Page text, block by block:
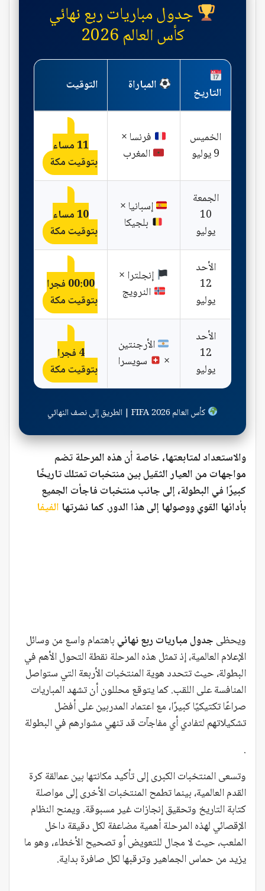
جدول مباريات ربع نهائي
كأس العالم 2026
التاريخ المباراة التوقيت
الخميس
9 يوليو
فرنسا ×
المغرب
11 مساء
بتوقيت مكة
الجمعة
10
يوليو
إسبانيا ×
بلجيكا
10 مساء
بتوقيت مكة
الأحد
12
يوليو
إنجلترا ×
النرويج
00:00 فجرا
بتوقيت مكة
الأحد
12
يوليو
الأرجنتين
×
سويسرا
4 فجرا
بتوقيت مكة
كأس العالم FIFA 2026 | الطريق إلى نصف النهائي
والاستعداد لمتابعتها، خاصة أن هذه المرحلة تضم
مواجهات من العيار الثقيل بين منتخبات تمتلك تاريخًا
كبيرًا في البطولة، إلى جانب منتخبات فاجأت الجميع
بأدائها القوي ووصولها إلى هذا الدور. كما نشرتها الفيفا
ويحظى جدول مباريات ربع نهائي باهتمام واسع من وسائل
الإعلام العالمية، إذ تمثل هذه المرحلة نقطة التحول الأهم في
البطولة، حيث تتحدد هوية المنتخبات الأربعة التي ستواصل
المنافسة على اللقب. كما يتوقع محللون أن تشهد المباريات
صراعًا تكتيكيًا كبيرًا، مع اعتماد المدربين على أفضل
تشكيلاتهم لتفادي أي مفاجآت قد تنهي مشوارهم في البطولة
.
وتسعى المنتخبات الكبرى إلى تأكيد مكانتها بين عمالقة كرة
القدم العالمية، بينما تطمح المنتخبات الأخرى إلى مواصلة
كتابة التاريخ وتحقيق إنجازات غير مسبوقة. ويمنح النظام
الإقصائي لهذه المرحلة أهمية مضاعفة لكل دقيقة داخل
الملعب، حيث لا مجال للتعويض أو تصحيح الأخطاء، وهو ما
يزيد من حماس الجماهير وترقبها لكل صافرة بداية.